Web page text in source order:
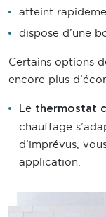
atteint
dispose d’une
Certains options
encore plus
Le thermostat
chauffage
d’imprévus,
application.